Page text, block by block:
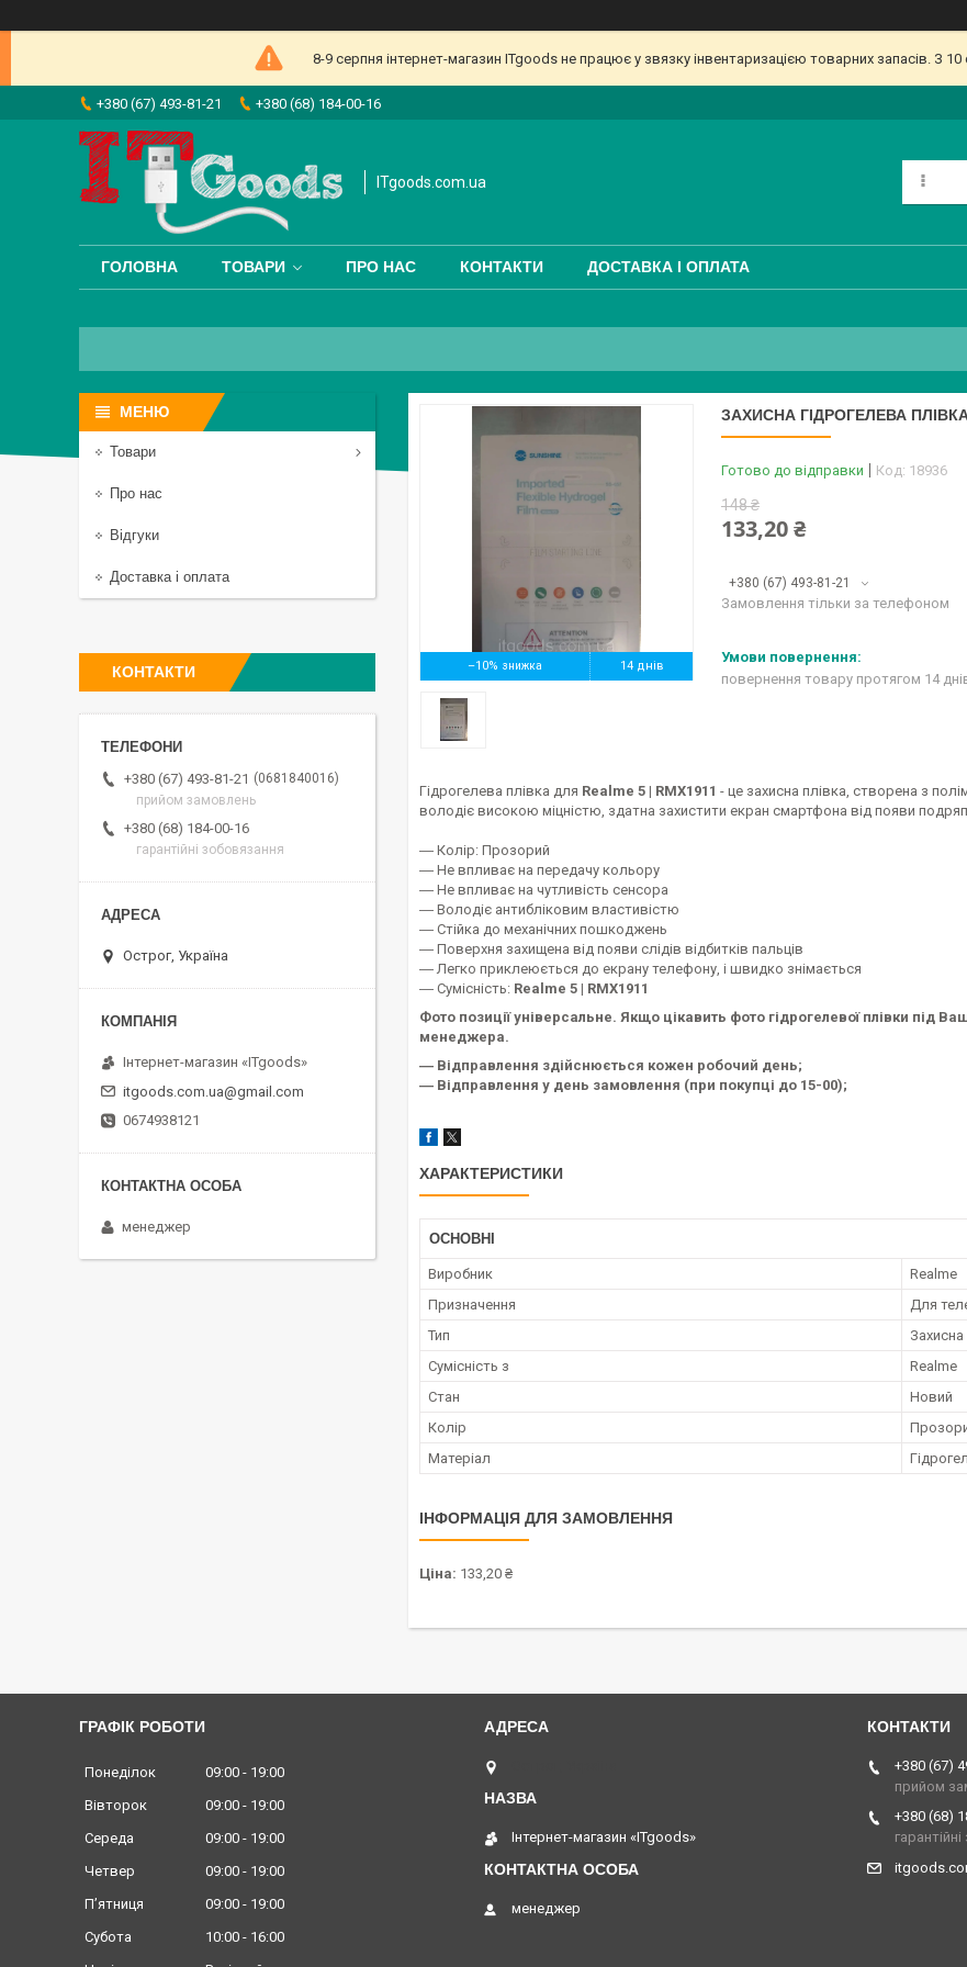
8-9 серпня інтернет-магазин ITgoods не працює у звязку інвентаризацією товарних запасів. З
+380 (67) 493-81-21 +380 (68) 184-00-16
ITgoods.com.ua
ГОЛОВНА ТОВАРИ ПРО НАС КОНТАКТИ ДОСТАВКА І ОПЛАТА
–10% 14 днів
ЗАХИСНА ГІДРОГЕЛЕВА
Готово до відправки Код: 18936
148 ₴
133,20 ₴
+380 (67) 493-81-21
Замовлення тільки за телефоном
повернення товару протягом 14
Гідрогелева плівка для Realme 5 | RMX1911 - це захисна плівка, створена з
володіє високою міцністю, здатна захистити екран смартфона від появи
― Колір: Прозорий
― Не впливає на передачу кольору
― Не впливає на чутливість сенсора
― Володіє антибліковим властивістю
― Стійка до механічних пошкоджень
― Поверхня захищена від появи слідів відбитків пальців
― Легко приклеюється до екрану телефону, і швидко знімається
― Сумісність: Realme 5 | RMX1911
Фото позиції універсальне. Якщо цікавить фото гідрогелевої плівки під
менеджера.
― Відправлення здійснюється кожен робочий день;
― Відправлення у день замовлення (при покупці до 15-00);
ХАРАКТЕРИСТИКИ
ОСНОВНІ
Виробник
Realme
Призначення
Для
Тип
Захисна
Сумісність з
Realme
Стан
Новий
Колір
Матеріал
ІНФОРМАЦІЯ ДЛЯ ЗАМОВЛЕННЯ
Ціна: 133,20 ₴
Товари
Про нас
Відгуки
Доставка і оплата
КОНТАКТИ
+380 (67) 493-81-21
0681840016
прийом замовлень
+380 (68) 184-00-16
гарантійні зобовязання
Острог, Україна
Інтернет-магазин «ITgoods»
itgoods.com.ua@gmail.com
0674938121
менеджер
ГРАФІК РОБОТИ
Понеділок 09:00
19:00
Вівторок
09:00
19:00
Середа
09:00
19:00
Четвер
09:00
19:00
Пʼятниця
09:00
19:00
Субота
10:00
16:00
Інтернет-магазин «ITgoods»
менеджер
+380 (67)
прийом
+380 (68)